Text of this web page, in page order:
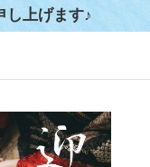
上げます♪